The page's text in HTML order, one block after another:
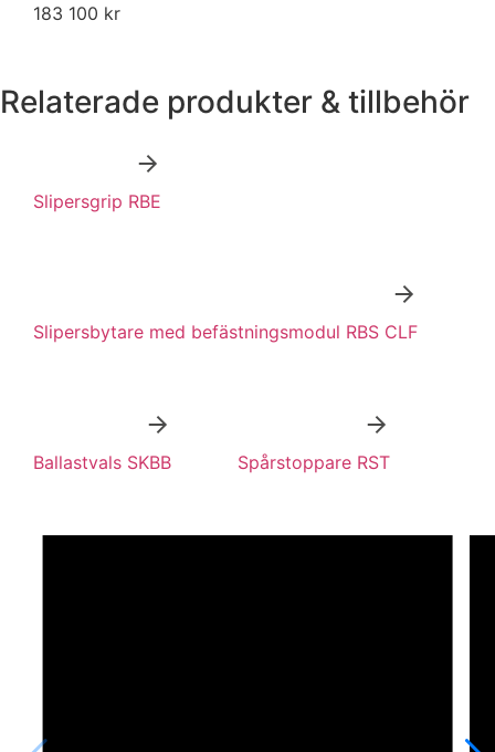
183 100 kr
Relaterade produkter & tillbehör
Slipersgrip RBE
Slipersbytare med befästningsmodul RBS CLF
Ballastvals SKBB Spårstoppare RST